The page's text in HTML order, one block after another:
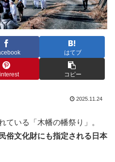
はてブ
コピー
2025.11.24
ている「木幡の幡祭り」。
俗文化財にも指定される日本